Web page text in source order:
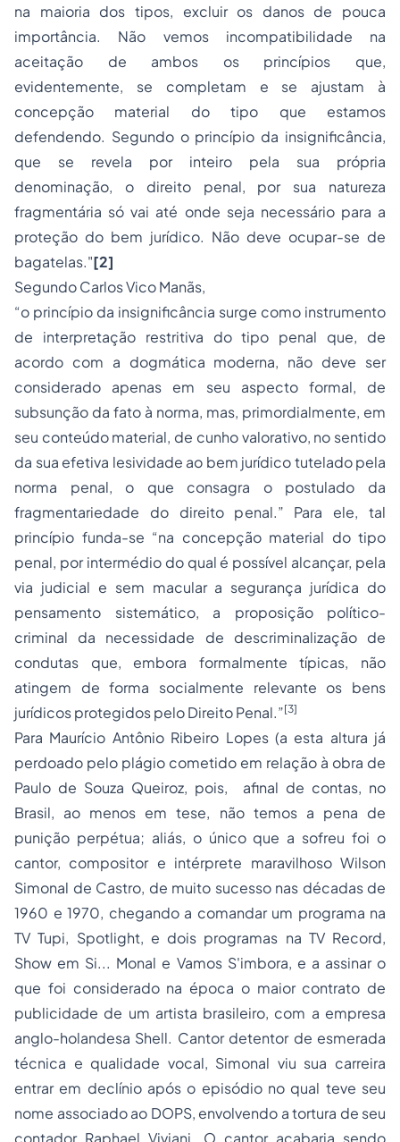
na maioria dos tipos, excluir os danos de pouca
importância. Não vemos incompatibilidade na
aceitação de ambos os princípios que,
evidentemente, se completam e se ajustam à
concepção material do tipo que estamos
defendendo. Segundo o princípio da insignificância,
que se revela por inteiro pela sua própria
denominação, o direito penal, por sua natureza
fragmentária só vai até onde seja necessário para a
proteção do bem jurídico. Não deve ocupar-se de
bagatelas."[2]
Segundo Carlos Vico Manãs,
“o princípio da insignificância surge como instrumento
de interpretação restritiva do tipo penal que, de
acordo com a dogmática moderna, não deve ser
considerado apenas em seu aspecto formal, de
subsunção da fato à norma, mas, primordialmente, em
seu conteúdo material, de cunho valorativo, no sentido
da sua efetiva lesividade ao bem jurídico tutelado pela
norma penal, o que consagra o postulado da
fragmentariedade do direito penal.” Para ele, tal
princípio funda-se “na concepção material do tipo
penal, por intermédio do qual é possível alcançar, pela
via judicial e sem macular a segurança jurídica do
pensamento sistemático, a proposição político-
criminal da necessidade de descriminalização de
condutas que, embora formalmente típicas, não
atingem de forma socialmente relevante os bens
jurídicos protegidos pelo Direito Penal.”[3]
Para Maurício Antônio Ribeiro Lopes (a esta altura já
perdoado pelo plágio cometido em relação à obra de
Paulo de Souza Queiroz, pois, afinal de contas, no
Brasil, ao menos em tese, não temos a pena de
punição perpétua; aliás, o único que a sofreu foi o
cantor, compositor e intérprete maravilhoso Wilson
Simonal de Castro, de muito sucesso nas décadas de
1960 e 1970, chegando a comandar um programa na
TV Tupi, Spotlight, e dois programas na TV Record,
Show em Si... Monal e Vamos S'imbora, e a assinar o
que foi considerado na época o maior contrato de
publicidade de um artista brasileiro, com a empresa
anglo-holandesa Shell. Cantor detentor de esmerada
técnica e qualidade vocal, Simonal viu sua carreira
entrar em declínio após o episódio no qual teve seu
nome associado ao DOPS, envolvendo a tortura de seu
contador Raphael Viviani. O cantor acabaria sendo